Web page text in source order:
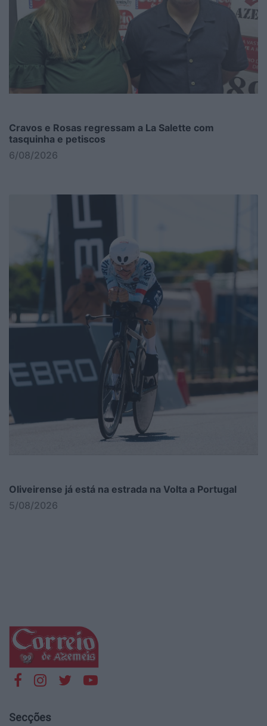
Cravos e Rosas regressam a La Salette com
tasquinha e petiscos
6/08/2026
Oliveirense já está na estrada na Volta a Portugal
5/08/2026
Secções